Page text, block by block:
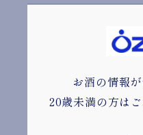
お酒の情報
20歳未満の方は